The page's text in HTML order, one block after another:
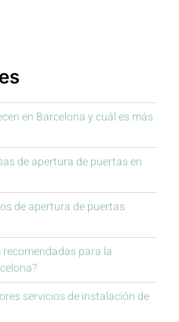
en Barcelona y cuál es más
de apertura de puertas en
de apertura de puertas
para la
servicios de instalación de